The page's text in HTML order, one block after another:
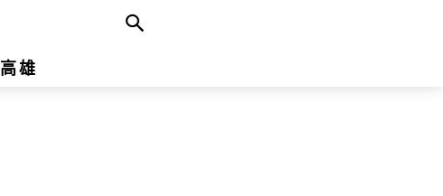
高雄